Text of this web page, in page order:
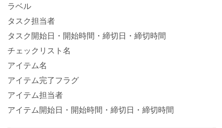
ラベル
タスク担当者
タスク開始日・開始時間・締切日・締切時間
チェックリスト名
アイテム名
アイテム完了フラグ
アイテム担当者
アイテム開始日・開始時間・締切日・締切時間